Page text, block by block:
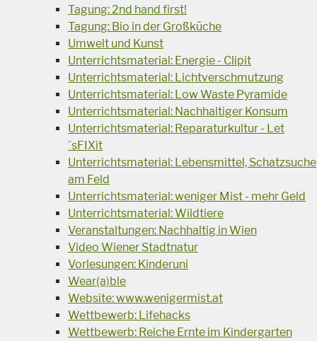
Tagung: 2nd hand first!
Tagung: Bio in der Großküche
Umwelt und Kunst
Unterrichtsmaterial: Energie - Clipit
Unterrichtsmaterial: Lichtverschmutzung
Unterrichtsmaterial: Low Waste Pyramide
Unterrichtsmaterial: Nachhaltiger Konsum
Unterrichtsmaterial: Reparaturkultur - Let
´sFIXit
Unterrichtsmaterial: Lebensmittel, Schatzsuche
am Feld
Unterrichtsmaterial: weniger Mist - mehr Geld
Unterrichtsmaterial: Wildtiere
Veranstaltungen: Nachhaltig in Wien
Video Wiener Stadtnatur
Vorlesungen: Kinderuni
Wear(a)ble
Website: www.wenigermist.at
Wettbewerb: Lifehacks
Wettbewerb: Reiche Ernte im Kindergarten